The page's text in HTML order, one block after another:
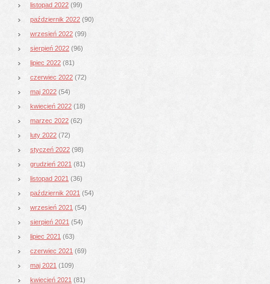
listopad 2022 (99)
październik 2022 (90)
wrzesień 2022 (99)
sierpień 2022 (96)
lipiec 2022 (81)
czerwiec 2022 (72)
maj 2022 (54)
kwiecień 2022 (18)
marzec 2022 (62)
luty 2022 (72)
styczeń 2022 (98)
grudzień 2021 (81)
listopad 2021 (36)
październik 2021 (54)
wrzesień 2021 (54)
sierpień 2021 (54)
lipiec 2021 (63)
czerwiec 2021 (69)
maj 2021 (109)
kwiecień 2021 (81)